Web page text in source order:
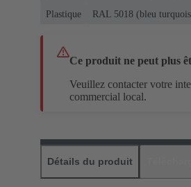
Plastique
RAL 5018 (bleu
Ce produit ne peut plus
Veuillez contacter votre
commercial local.
Détails du produit